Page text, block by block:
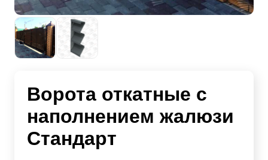
Ворота откатные с
наполнением жалюзи
Стандарт